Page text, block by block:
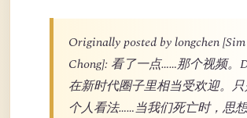
Originally posted by longchen
Chong]: 看了一点……那个视频。
在新时代圈子里相当受欢迎。
个人看法……当我们死亡时，思